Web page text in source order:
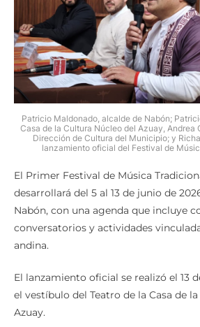
Patricio Maldonado, alcalde de Nabón;
Casa de la Cultura Núcleo del Azuay, Andrea
Dirección de Cultura del Municipio; y
lanzamiento oficial del Festival de
El Primer Festival de Música
desarrollará del 5 al 13 de junio de
Nabón, con una agenda que incluye
conversatorios y actividades
andina.
El lanzamiento oficial se realizó el 13
el vestíbulo del Teatro de la Casa de
Azuay.